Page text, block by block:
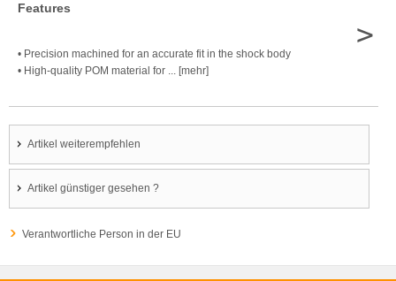
Features
• Precision machined for an accurate fit in the shock body
• High-quality POM material for ... [mehr]
>
Artikel weiterempfehlen
Artikel günstiger gesehen ?
Verantwortliche Person in der EU